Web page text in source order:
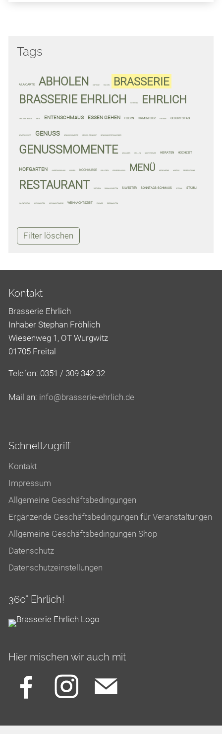
Tags
A LA CARTE ABHOLEN ANFRAGE BALKON
BRASSERIE
BRASSERIE EHRLICH
CATERING EHRLICH
EHRLICHE WORTE ENTE ENTENSCHMAUS ESSEN GEHEN FEIERN FIRMENFEIER FREUNDE GEBURTSTAG
GEMÜTLICHKEIT GENUSS GENUSS-MOMENTE GENUSS. FEINKOST GENUSSADVENTSKALENDER
GENUSSMOMENTE GRILLADEN GRILLEN GÄSTEZIMMER HEIRATEN HOCHZEIT
HOFGARTEN JAHRESAUSKLANG KOCHEN KOCHKURSE KOLLEGEN KÜCHENPLAUSCH MENÜ MENÜ-ABEND MONTAG RESERVIERUNG
RESTAURANT ROTWEIN RÄUMLICHKEITEN SILVESTER SONNTAGS-SCHMAUS SPECIAL STÜBLI
VALENTINSTAG WEIHNACHTEN WEIHNACHTSMENÜ WEIHNACHTSZEIT ZIMMER ÜBERNACHTEN
Filter löschen
Kontakt
Brasserie Ehrlich
Inhaber Stephan Fröhlich
Wiesenweg 1, OT Wurgwitz
01705 Freital
Telefon: 0351 / 309 342 32
Mail an: nf br ss r - hrl ch d
Schnellzugriff
Kontakt
Impressum
Allgemeine Geschäftsbedingungen
Ergänzende Geschäftsbedingungen für Veranstaltungen
Allgemeine Geschäftsbedingungen Shop
Datenschutz
Datenschutzeinstellungen
360° Ehrlich!
Hier mischen wir auch mit